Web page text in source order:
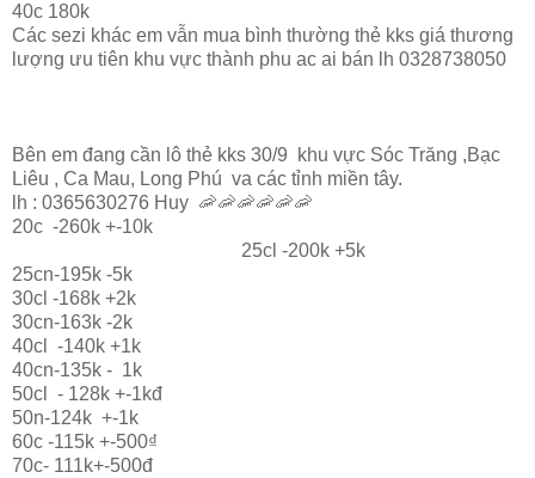
40c 180k
Các sezi khác em vẫn mua bình thường thẻ kks giá thương
lượng ưu tiên khu vực thành phu ac ai bán lh 0328738050
Bên em đang cần lô thẻ kks 30/9 khu vực Sóc Trăng ,Bạc
Liêu , Ca Mau, Long Phú va các tỉnh miền tây.
lh : 0365630276 Huy 🦐🦐🦐🦐🦐🦐
20c -260k +-10k
25cl -200k +5k
25cn-195k -5k
30cl -168k +2k
30cn-163k -2k
40cl -140k +1k
40cn-135k - 1k
50cl - 128k +-1kđ
50n-124k +-1k
60c -115k +-500₫
70c- 111k+-500đ